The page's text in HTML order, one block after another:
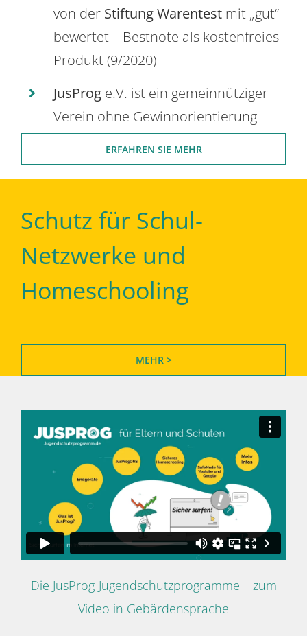
von der Stiftung Warentest mit „gut“
bewertet – Bestnote als kostenfreies
Produkt (9/2020)
JusProg e.V. ist ein gemeinnütziger
Verein ohne Gewinnorientierung
ERFAHREN SIE MEHR
Schutz für Schul-
Netzwerke und
Homeschooling
MEHR >
Die JusProg-Jugendschutzprogramme – zum
Video in Gebärdensprache